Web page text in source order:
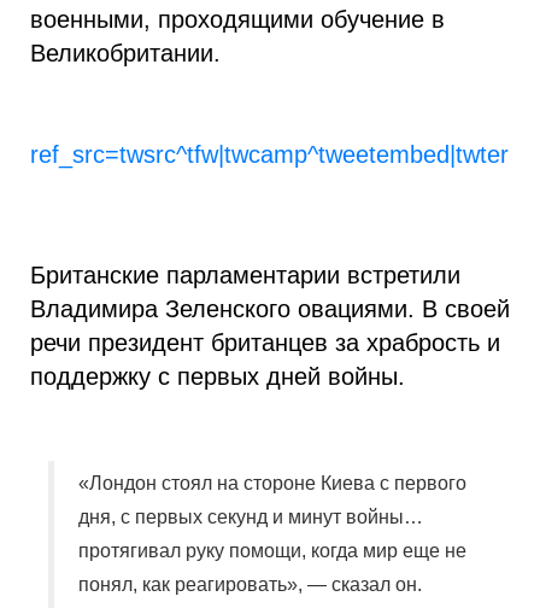
военными, проходящими обучение в
Великобритании.
Британские парламентарии встретили
Владимира Зеленского овациями. В своей
речи президент британцев за храбрость и
поддержку с первых дней войны.
«Лондон стоял на стороне Киева с первого
дня, с первых секунд и минут войны…
протягивал руку помощи, когда мир еще не
понял, как реагировать», — сказал он.